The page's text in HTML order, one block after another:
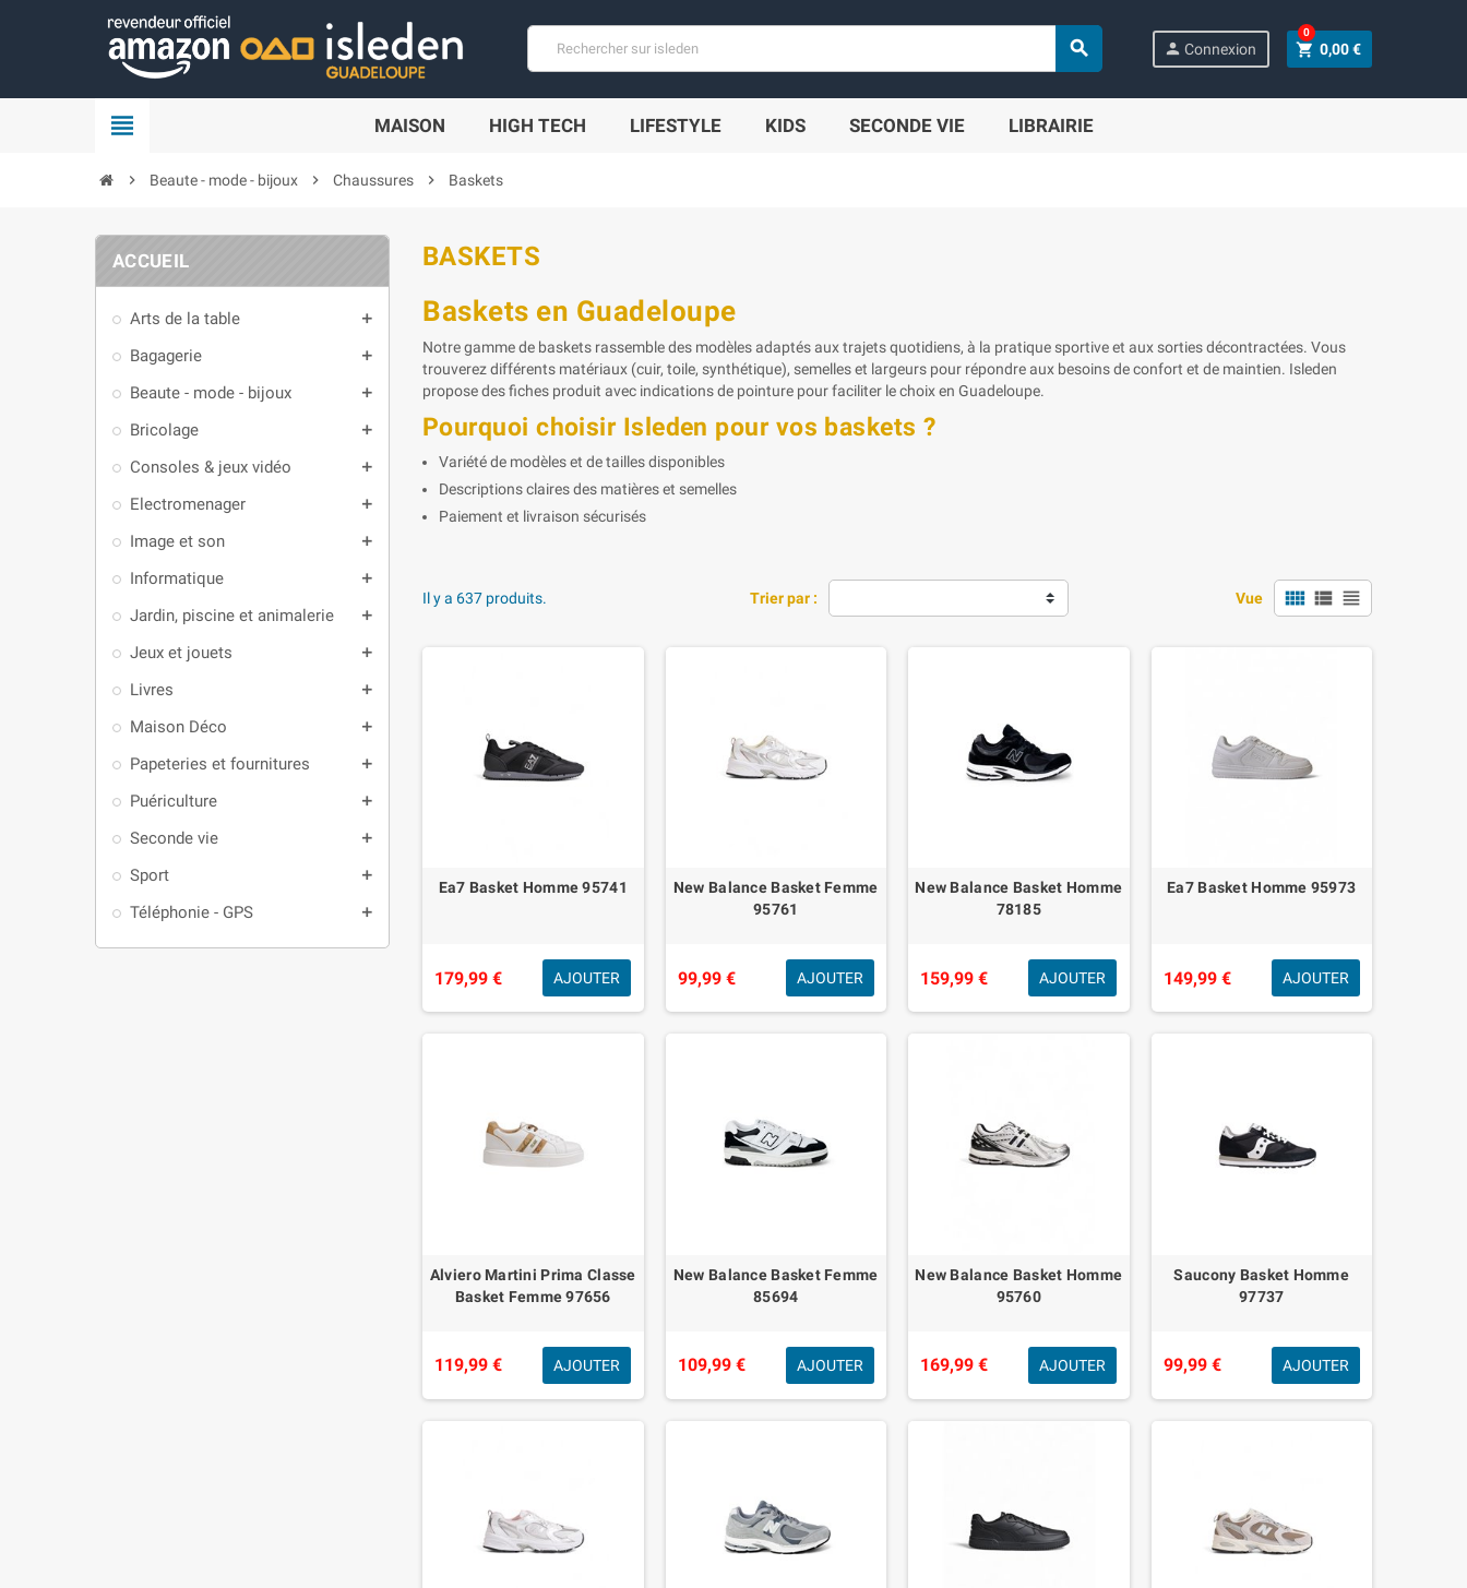
 person Connexion shopping_cart 0,00 €
0
view_headline MAISON HIGH TECH LIFESTYLE KIDS SECONDE VIE LIBRAIRIE
chevron_right Beaute - mode - bijoux chevron_right Chaussures chevron_right Baskets
ACCUEIL
Arts de la table add
Bagagerie add
Beaute - mode - bijoux add
Bricolage add
Consoles & jeux vidéo add
Electromenager add
Image et son add
Informatique add
Jardin, piscine et animalerie add
Jeux et jouets add
Livres add
Maison Déco add
Papeteries et fournitures add
Puériculture add
Seconde vie add
Sport add
Téléphonie - GPS add
BASKETS
Baskets en Guadeloupe
Notre gamme de baskets rassemble des modèles adaptés aux trajets quotidiens, à la pratique sportive et aux sorties décontractées. Vous
trouverez différents matériaux (cuir, toile, synthétique), semelles et largeurs pour répondre aux besoins de confort et de maintien. Isleden
propose des fiches produit avec indications de pointure pour faciliter le choix en Guadeloupe.
Pourquoi choisir Isleden pour vos baskets ?
Variété de modèles et de tailles disponibles
Descriptions claires des matières et semelles
Paiement et livraison sécurisés
Trier par : Vue view_comfy view_list view_headline
Il y a 637 produits.
Ea7 Basket Homme 95741
179,99 € AJOUTER
New Balance Basket Femme
95761
99,99 € AJOUTER
New Balance Basket Homme
78185
159,99 € AJOUTER
Ea7 Basket Homme 95973
149,99 € AJOUTER
Alviero Martini Prima Classe
Basket Femme 97656
119,99 € AJOUTER
New Balance Basket Femme
85694
109,99 € AJOUTER
New Balance Basket Homme
95760
169,99 € AJOUTER
Saucony Basket Homme
97737
99,99 € AJOUTER